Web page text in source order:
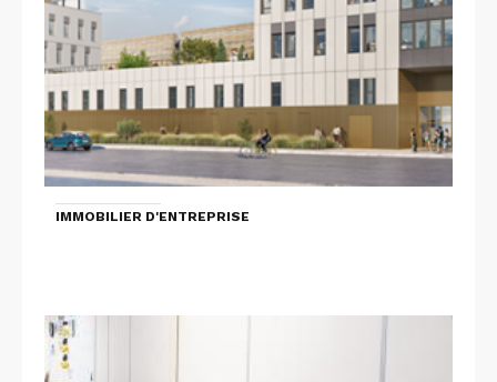
IMMOBILIER D'ENTREPRISE